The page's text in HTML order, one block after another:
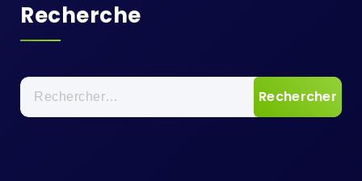
Recherche